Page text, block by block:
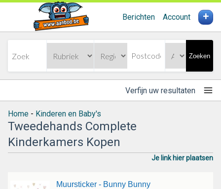
Berichten Account +
Zoeken
Verfijn uw resultaten
Home - Kinderen en Baby's
Tweedehands Complete
Kinderkamers Kopen
Je link hier plaatsen
Muursticker - Bunny Bunny